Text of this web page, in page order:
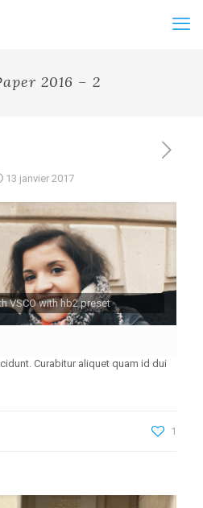
2016 – 2
13 janvier 2017
VSCO with hb2 preset
Curabitur aliquet quam id dui
1